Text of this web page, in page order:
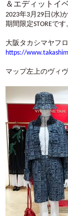
＆エディットイ
2023年3月29日(水)
期間限定STOREです
大阪タカシマヤフ
https://
マップ左上のヴィ